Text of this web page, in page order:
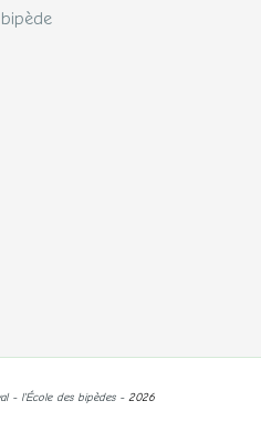
- l'École des bipèdes - 2026